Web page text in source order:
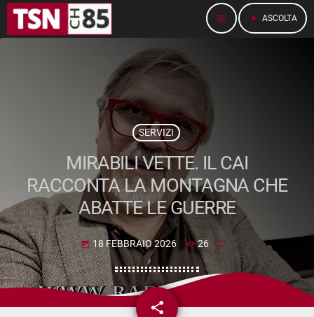
menu play_arrow ASCOLTA
SERVIZI
MIRABILI VETTE. IL CAI
RACCONTA LA MONTAGNA CHE
ABATTE LE GUERRE
today 18 FEBBRAIO 2026 26
share
email